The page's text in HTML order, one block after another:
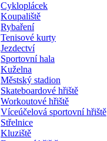
Cykloplácek
Koupaliště
Rybaření
Tenisové kurty
Jezdectví
Sportovní hala
Kuželna
Městský stadion
Skateboardové hřiště
Workoutové hřiště
Víceúčelová sportovní hřiště
Střelnice
Kluziště